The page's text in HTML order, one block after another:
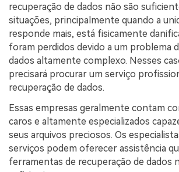
recuperação de dados não são
situações, principalmente quando a
responde mais, está fisicamente
foram perdidos devido a um problema
dados altamente complexo. Nesses
precisará procurar um serviço
recuperação de dados.
Essas empresas geralmente contam
caros e altamente especializados
seus arquivos preciosos. Os
serviços podem oferecer assistência
ferramentas de recuperação de dados